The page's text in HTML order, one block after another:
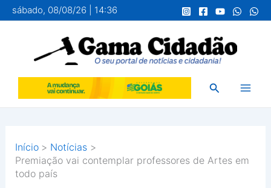
para
conteúdo
sábado, 08/08/26 | 14:36
Pesquisar
Início
Notícias
Premiação vai contemplar professores de Artes em
todo país